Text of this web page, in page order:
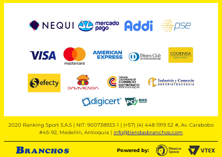
2020 Ranking Sport S.A.S | NIT: 900738933-1 | (+57) (4) 448 1919 52 #, Av. Carabobo
#45-92, Medellín, Antioquia | info@tiendasbranchos.com
Powered by: